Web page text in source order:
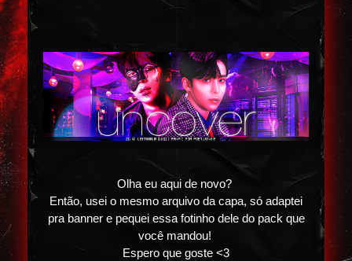
Olha eu aqui de novo?
Então, usei o mesmo arquivo da capa, só adaptei
pra banner e pequei essa fotinho dele do pack que
você mandou!
Espero que goste <3